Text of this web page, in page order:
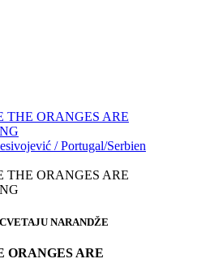
THE ORANGES ARE
/ Portugal/Serbien
THE ORANGES ARE
NARANDŽE
ORANGES ARE